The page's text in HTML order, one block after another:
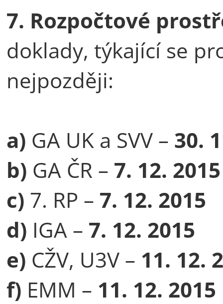
7. Rozpočtové
doklady, týkající se
nejpozději:
a) GA UK a SVV – 30.
b) GA ČR – 7. 12. 2015
c) 7. RP – 7. 12. 2015
d) IGA – 7. 12. 2015
e) CŽV, U3V – 11. 12.
f) EMM – 11. 12. 2015